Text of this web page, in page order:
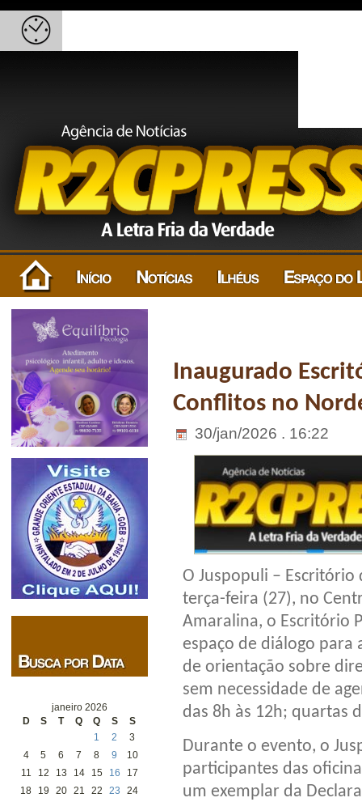
janeiro 2026
D
S T Q Q S
S
1
2
3
4
5 6 7 8 9
10
11
12 13 14 15 16
17
18
19 20 21 22 23
24
Inaugurado
Conflitos no
30/jan/2026 . 16:22
O Juspopuli –
terça-feira (27), no
Amaralina, o Escritório
espaço de diálogo para
de orientação sobre
sem necessidade de
das 8h às 12h; quartas
Durante o evento, o
participantes das
um exemplar da